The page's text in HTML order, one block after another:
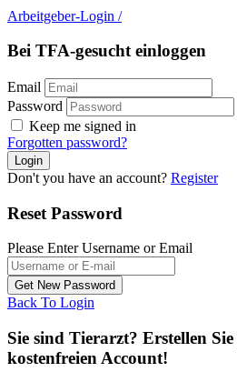
Arbeitgeber-Login /
Bei TFA-gesucht einloggen
Email
Password
Keep me signed in
Forgotten password?
Don't you have an account? Register
Reset Password
Please Enter Username or Email
Back To Login
Sie sind Tierarzt? Erstellen
kostenfreien Account!